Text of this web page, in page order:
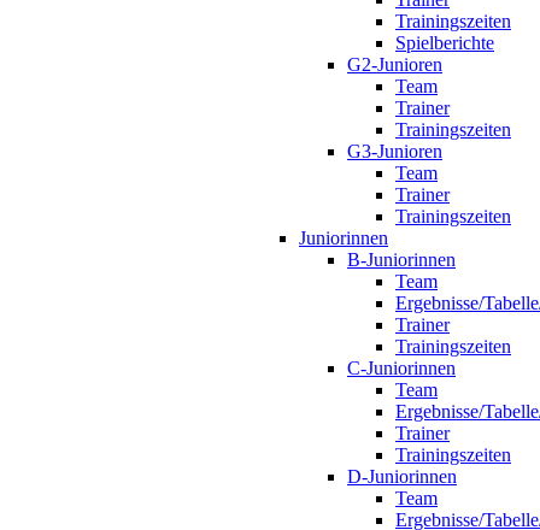
Trainingszeiten
Spielberichte
G2-Junioren
Team
Trainer
Trainingszeiten
G3-Junioren
Team
Trainer
Trainingszeiten
Juniorinnen
B-Juniorinnen
Team
Ergebnisse/
Trainer
Trainingszeiten
C-Juniorinnen
Team
Ergebnisse/
Trainer
Trainingszeiten
D-Juniorinnen
Team
Ergebnisse/